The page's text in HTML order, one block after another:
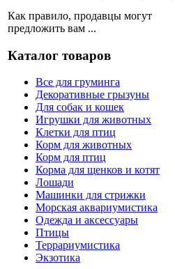
Как правило, продавцы могут
предложить вам ...
Каталог товаров
Все для груминга
Декоративные грызуны
Для собак и кошек
Игрушки для животных
Клетки для птиц
Корм для животных
Корм для птиц
Корма для щенков и котят
Лошади
Машинки для стрижки
Морская аквариумистика
Одежда и аксессуары
Птицы
Террариумистика
Экзотика